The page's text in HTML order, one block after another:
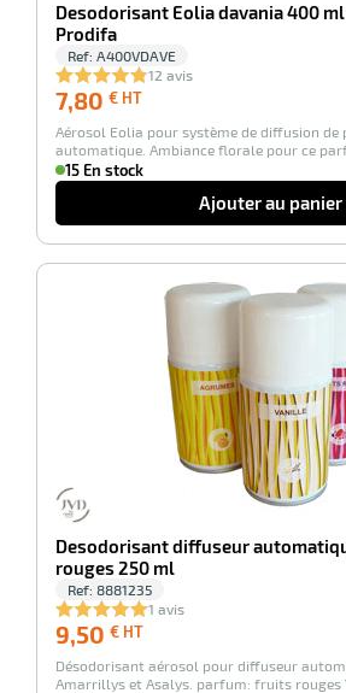
Desodorisant Eolia davania 400
Prodifa
Ref: A400VDAVE
12 avis
7,80 € HT
HT
Aérosol Eolia pour système de diffusion de
automatique. Ambiance florale pour ce
15 En stock
Ajouter au panier
Desodorisant diffuseur
rouges 250 ml
Ref: 8881235
1 avis
9,50 € HT
HT
Désodorisant aérosol pour diffuseur
Amarrillys et Asalys. parfum: fruits rouges